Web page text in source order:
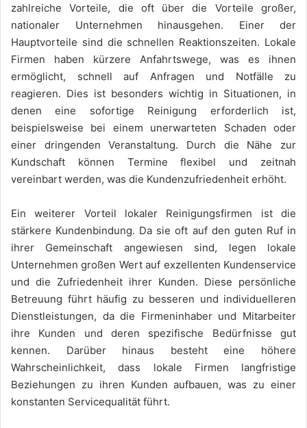
zahlreiche Vorteile, die oft über die Vorteile großer,
nationaler Unternehmen hinausgehen. Einer der
Hauptvorteile sind die schnellen Reaktionszeiten. Lokale
Firmen haben kürzere Anfahrtswege, was es ihnen
ermöglicht, schnell auf Anfragen und Notfälle zu
reagieren. Dies ist besonders wichtig in Situationen, in
denen eine sofortige Reinigung erforderlich ist,
beispielsweise bei einem unerwarteten Schaden oder
einer dringenden Veranstaltung. Durch die Nähe zur
Kundschaft können Termine flexibel und zeitnah
vereinbart werden, was die Kundenzufriedenheit erhöht.
Ein weiterer Vorteil lokaler Reinigungsfirmen ist die
stärkere Kundenbindung. Da sie oft auf den guten Ruf in
ihrer Gemeinschaft angewiesen sind, legen lokale
Unternehmen großen Wert auf exzellenten Kundenservice
und die Zufriedenheit ihrer Kunden. Diese persönliche
Betreuung führt häufig zu besseren und individuelleren
Dienstleistungen, da die Firmeninhaber und Mitarbeiter
ihre Kunden und deren spezifische Bedürfnisse gut
kennen. Darüber hinaus besteht eine höhere
Wahrscheinlichkeit, dass lokale Firmen langfristige
Beziehungen zu ihren Kunden aufbauen, was zu einer
konstanten Servicequalität führt.